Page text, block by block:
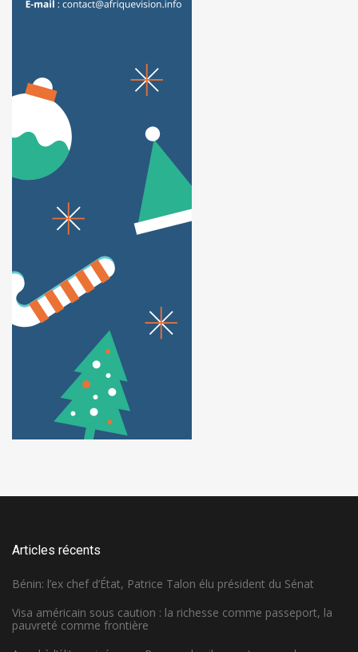
Articles récents
Bénin: l’ex chef d’État, Patrice Talon élu président du Sénat
Visa américain sous caution : la richesse comme passeport, la
pauvreté comme frontière